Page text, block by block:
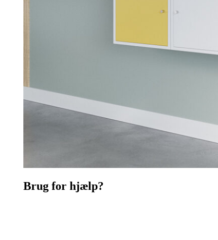
Brug for hjælp?